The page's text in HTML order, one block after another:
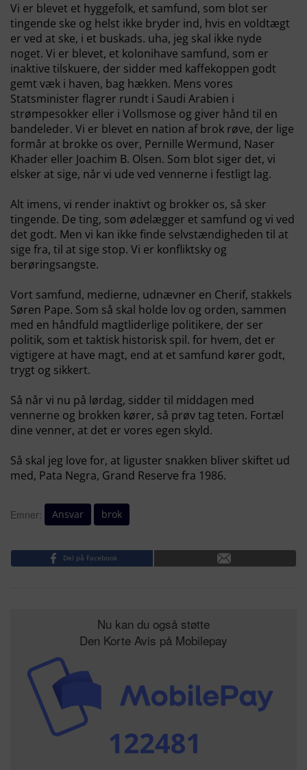
Vi er blevet et hyggefolk, et samfund, som blot ser
tingende ske og helst ikke bryder ind, hvis en voldtægt
er ved at ske, i et buskads. uha, jeg skal ikke nyde
noget. Vi er blevet, et kolonihave samfund, som er
inaktive tilskuere, der sidder med kaffekoppen godt
gemt væk i haven, bag hækken. Mens vores
Statsminister flagrer rundt i Saudi Arabien i
strømpesokker eller i Vollsmose og giver hånd til en
bandeleder. Vi er blevet en nation af brok røve, der lige
formår at brokke os over, Pernille Wermund, Naser
Khader eller Joachim B. Olsen. Som blot siger det, vi
elsker at sige, når vi ude ved vennerne i festligt lag.
Alt imens, vi render inaktivt og brokker os, så sker
tingende. De ting, som ødelægger et samfund og vi ved
det godt. Men vi kan ikke finde selvstændigheden til at
sige fra, til at sige stop. Vi er konfliktsky og
berøringsangste.
Vort samfund, medierne, udnævner en Cherif, stakkels
Søren Pape. Som så skal holde lov og orden, sammen
med en håndfuld magtliderlige politikere, der ser
politik, som et taktisk historisk spil. for hvem, det er
vigtigere at have magt, end at et samfund kører godt,
trygt og sikkert.
Så når vi nu på lørdag, sidder til middagen med
vennerne og brokken kører, så prøv tag teten. Fortæl
dine venner, at det er vores egen skyld.
Så skal jeg love for, at liguster snakken bliver skiftet ud
med, Pata Negra, Grand Reserve fra 1986.
Emner: Ansvar brok
Del på Facebook
Nu kan du også støtte
Den Korte Avis på Mobilepay